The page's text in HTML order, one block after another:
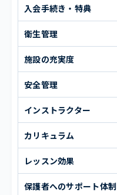
入会手続き・特典
衛生管理
施設の充実度
安全管理
インストラクター
カリキュラム
レッスン効果
保護者へのサポート体制